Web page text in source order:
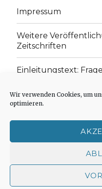
Wir verwenden Cookies, um
optimieren.
Impressum
Weitere
Zeitschriften
Einleitungstext:
„schwachen Glaubens“
Cookie-Richtlinie (EU)